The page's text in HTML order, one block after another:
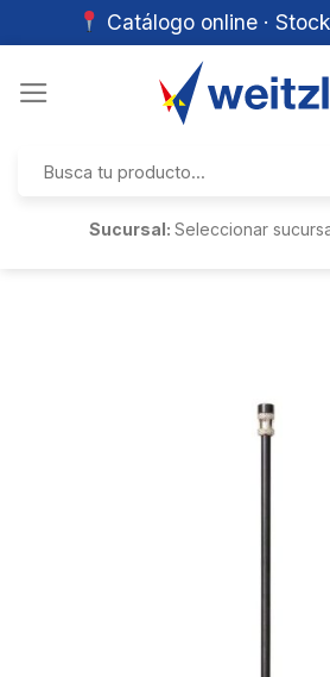
Catálogo online ·
por:
Sucursal:Seleccionar